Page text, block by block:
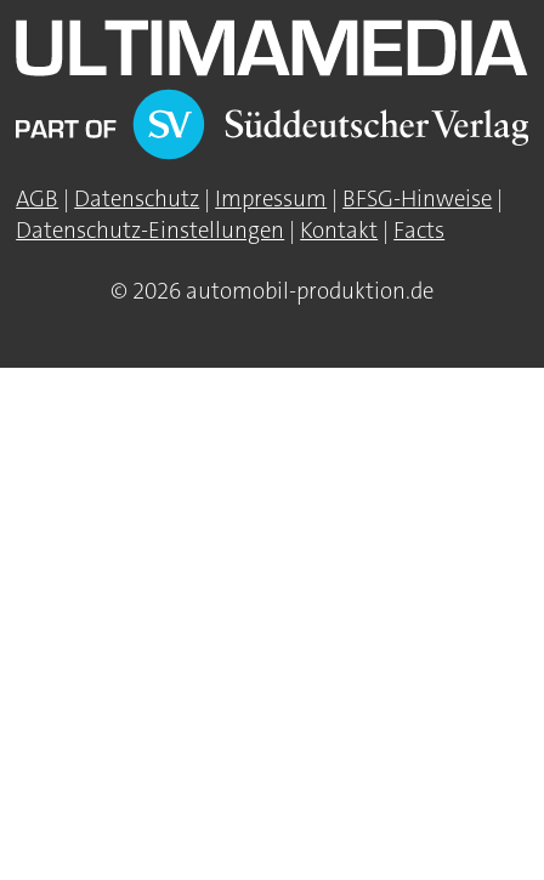
AGB | Datenschutz | Impressum | BFSG-Hinweise |
Datenschutz-Einstellungen | Kontakt | Facts
© 2026 automobil-produktion.de